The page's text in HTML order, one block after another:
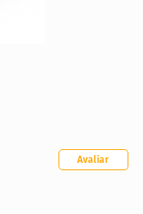
Avaliar